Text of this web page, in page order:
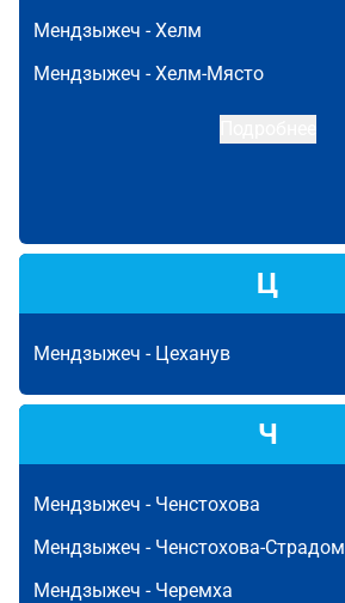
Мендзыжеч -Хелм
Мендзыжеч -Хелм-Място
Ц
Мендзыжеч - Цеханув
Ч
Мендзыжеч - Ченстохова
Мендзыжеч - Ченстохова-Страдом
Мендзыжеч - Черемха